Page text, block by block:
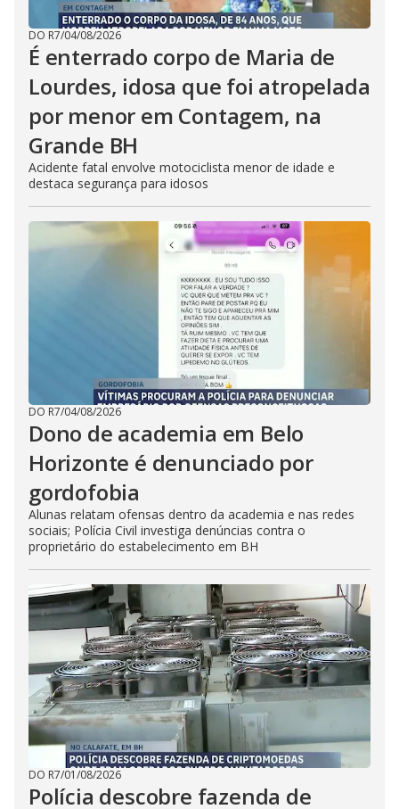
DO R7/04/08/2026
É enterrado corpo de Maria de
Lourdes, idosa que foi atropelada
por menor em Contagem, na
Grande BH
Acidente fatal envolve motociclista menor de idade e
destaca segurança para idosos
DO R7/04/08/2026
Dono de academia em Belo
Horizonte é denunciado por
gordofobia
Alunas relatam ofensas dentro da academia e nas redes
sociais; Polícia Civil investiga denúncias contra o
proprietário do estabelecimento em BH
DO R7/01/08/2026
Polícia descobre fazenda de